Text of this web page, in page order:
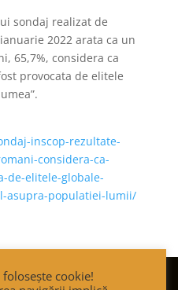
sondaj realizat de
2022 arata ca un
65,7%, considera ca
provocata de elitele
inscop-rezultate-
considera-ca-
de-elitele-globale-
asupra-populatiei-lumii/
condiții
folosește cookie!